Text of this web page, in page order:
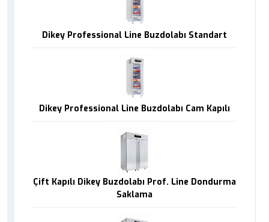
Dikey Professional Line Buzdolabı Standart
Dikey Professional Line Buzdolabı Cam Kapılı
Çift Kapılı Dikey Buzdolabı Prof. Line Dondurma
Saklama